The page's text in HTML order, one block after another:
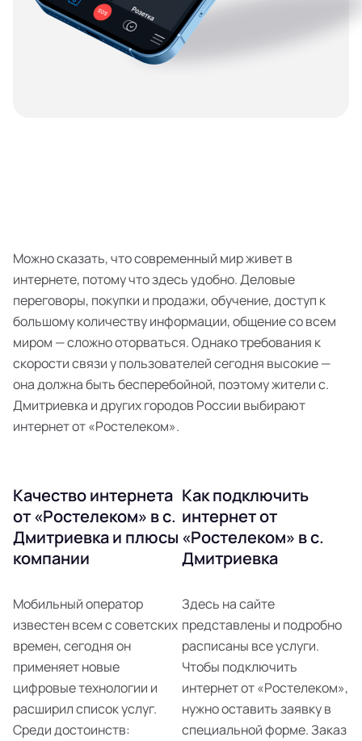
Можно сказать, что современный мир живет в
интернете, потому что здесь удобно. Деловые
переговоры, покупки и продажи, обучение, доступ к
большому количеству информации, общение со всем
миром — сложно оторваться. Однако требования к
скорости связи у пользователей сегодня высокие —
она должна быть бесперебойной, поэтому жители с.
Дмитриевка и других городов России выбирают
интернет от «Ростелеком».
Качество интернета
от «Ростелеком» в с.
Дмитриевка и плюсы
компании
Мобильный оператор
известен всем с советских
времен, сегодня он
применяет новые
цифровые технологии и
расширил список услуг.
Среди достоинств:
Как подключить
интернет от
«Ростелеком» в с.
Дмитриевка
Здесь на сайте
представлены и подробно
расписаны все услуги.
Чтобы подключить
интернет от «Ростелеком»,
нужно оставить заявку в
специальной форме. Заказ